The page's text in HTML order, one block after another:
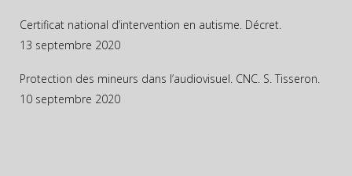
Certificat national d’intervention en autisme. Décret.
13 septembre 2020
Protection des mineurs dans l’audiovisuel. CNC. S. Tisseron.
10 septembre 2020